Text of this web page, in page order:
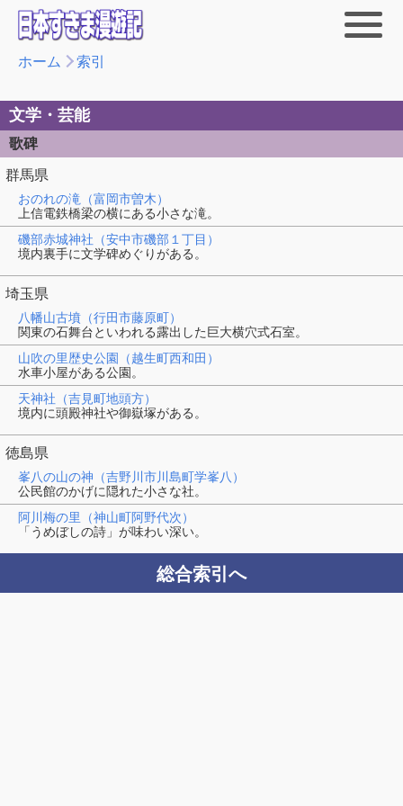
ホーム 索引
文学・芸能
歌碑
群馬県
おのれの滝（富岡市曽木）
上信電鉄橋梁の横にある小さな滝。
磯部赤城神社（安中市磯部１丁目）
境内裏手に文学碑めぐりがある。
埼玉県
八幡山古墳（行田市藤原町）
関東の石舞台といわれる露出した巨大横穴式石室。
山吹の里歴史公園（越生町西和田）
水車小屋がある公園。
天神社（吉見町地頭方）
境内に頭殿神社や御嶽塚がある。
徳島県
峯八の山の神（吉野川市川島町学峯八）
公民館のかげに隠れた小さな社。
阿川梅の里（神山町阿野代次）
「うめぼしの詩」が味わい深い。
総合索引へ